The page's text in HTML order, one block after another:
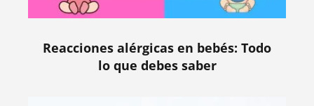
Reacciones alérgicas en bebés: Todo
lo que debes saber